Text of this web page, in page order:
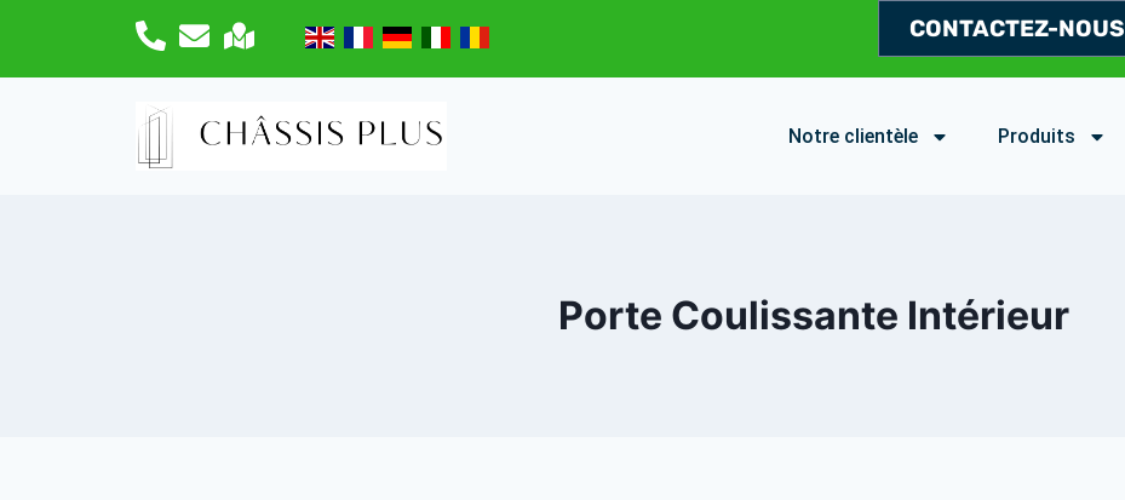
CONTACTEZ-NOUS
Notre clientèle Produits
Porte Coulissante Intérieur